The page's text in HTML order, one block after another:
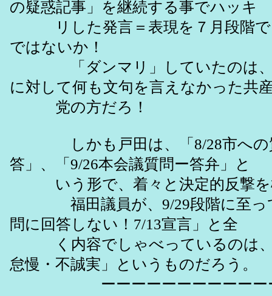
の疑惑記事」を継続する事でハッキ
リした発言＝表現を７月段階で
ではないか！
「ダンマリ」していたのは、
に対して何も文句を言えなかった共
党の方だろ！
しかも戸田は、「8/28市への質
答」、「9/26本会議質問ー答弁」と
いう形で、着々と決定的反撃を
福田議員が、9/29段階に至っ
問に回答しない！7/13宣言」と全
く内容でしゃべっているのは、
怠慢・不誠実」というものだろう。
ーーーーーーーーーーーー